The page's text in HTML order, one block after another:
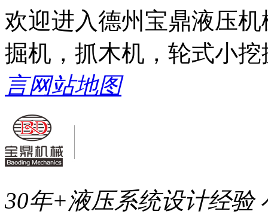
欢迎进入德州宝鼎液压
掘机，抓木机，轮式小
言网站地图
30年+液压系统设计经验